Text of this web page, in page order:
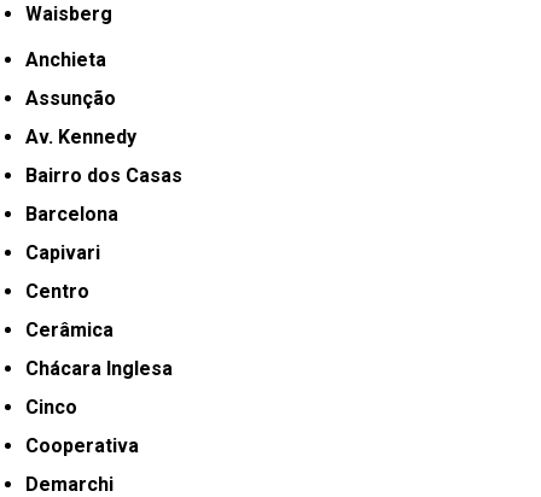
Waisberg
Anchieta
Assunção
Av. Kennedy
Bairro dos Casas
Barcelona
Capivari
Centro
Cerâmica
Chácara Inglesa
Cinco
Cooperativa
Demarchi